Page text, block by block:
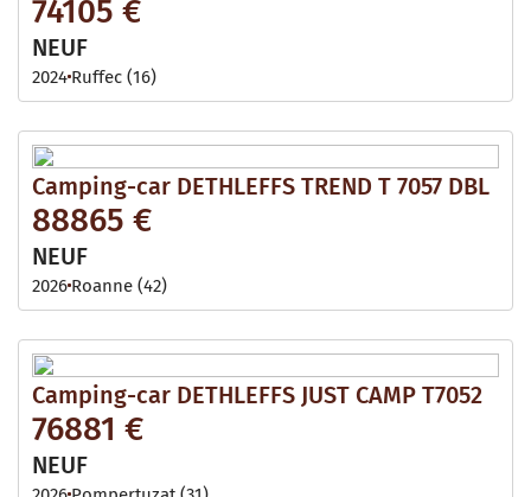
74105 €
NEUF
2024 Ruffec (16)
Camping-car DETHLEFFS TREND T 7057 DBL
88865 €
NEUF
2026 Roanne (42)
Camping-car DETHLEFFS JUST CAMP T7052
76881 €
NEUF